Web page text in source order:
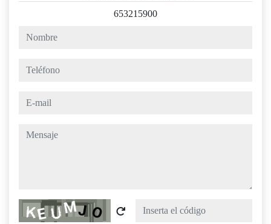
653215900
nombre
teléfono
e-mail
mensaje
Captcha